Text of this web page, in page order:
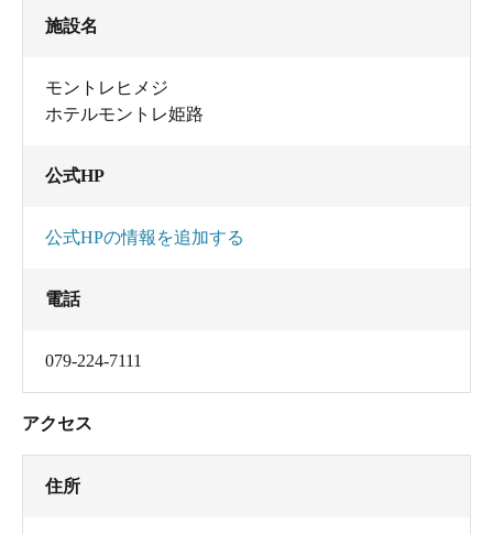
施設名
モントレヒメジ
ホテルモントレ姫路
公式HP
公式HPの情報を追加する
電話
079-224-7111
アクセス
住所